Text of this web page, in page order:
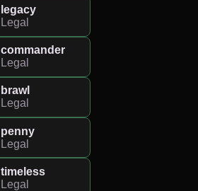
legacy
Legal
commander
Legal
brawl
Legal
penny
Legal
timeless
Legal